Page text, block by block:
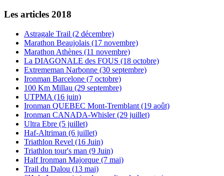
Les articles 2018
Astragale Trail (2 décembre)
Marathon Beaujolais (17 novembre)
Marathon Athènes (11 novembre)
La DIAGONALE des FOUS (18 octobre)
Extrememan Narbonne (30 septembre)
Ironman Barcelone (7 octobre)
100 Km Millau (29 septembre)
UTPMA (16 juin)
Ironman QUEBEC Mont-Tremblant (19 août)
Ironman CANADA-Whisler (29 juillet)
Ultra Ebre (5 juillet)
Haf-Altriman (6 juillet)
Triathlon Revel (16 Juin)
Triathlon tour's man (9 Juin)
Half Ironman Majorque (7 mai)
Trail du Dalou (13 mai)